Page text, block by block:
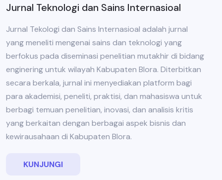
Jurnal Teknologi dan Sains Internasioal
Jurnal Tekologi dan Sains Internasioal adalah jurnal
yang meneliti mengenai sains dan teknologi yang
berfokus pada diseminasi penelitian mutakhir di bidang
enginering untuk wilayah Kabupaten Blora. Diterbitkan
secara berkala, jurnal ini menyediakan platform bagi
para akademisi, peneliti, praktisi, dan mahasiswa untuk
berbagi temuan penelitian, inovasi, dan analisis kritis
yang berkaitan dengan berbagai aspek bisnis dan
kewirausahaan di Kabupaten Blora.
KUNJUNGI